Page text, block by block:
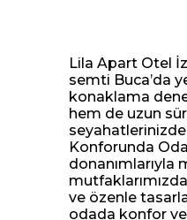
Lila Apart Otel
semti Buca’da
konaklama
hem de uzun
Konforunda
donanımlarıyla
ve özenle
odada konfor